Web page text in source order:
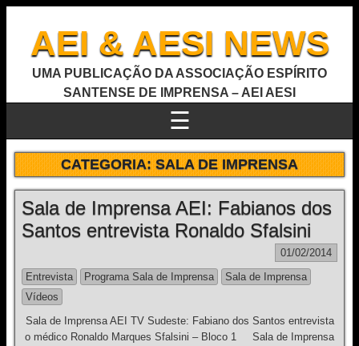
AEI & AESI NEWS
UMA PUBLICAÇÃO DA ASSOCIAÇÃO ESPÍRITO
SANTENSE DE IMPRENSA – AEI AESI
☰
CATEGORIA:SALA DE IMPRENSA
Sala de Imprensa AEI: Fabianos dos
Santos entrevista Ronaldo Sfalsini
01/02/2014
Entrevista
Programa Sala de Imprensa
Sala de Imprensa
Vídeos
Sala de Imprensa AEI TV Sudeste: Fabiano dos Santos entrevista
o médico Ronaldo Marques Sfalsini – Bloco 1 Sala de Imprensa